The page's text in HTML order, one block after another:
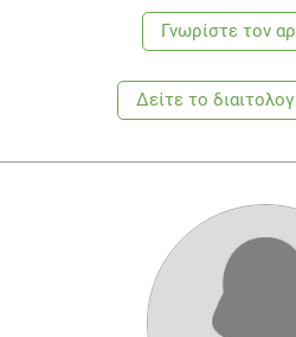
http://www.ajcn.org/content/
[Internet]. 2010 September 22
Available from:http://
Γνωρίστε τoν
Δείτε το